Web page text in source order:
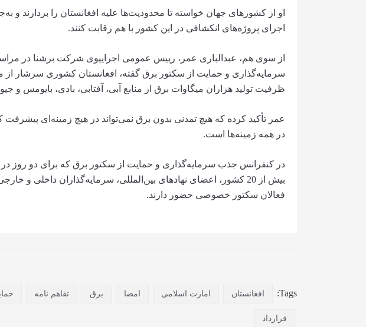
او از کشورهای جهان خواسته تا محدودیت‌ها علیه افغانستان را بردارند و
اجرای پروژه‌های انکشافی در این کشور با هم رقابت کنند.
از سوی هم، عبدالباری عمر، رییس عمومی اجراییوی شرکت برشنا در
سرمایه‌گذاری و حمایت از سکتور برق گفته، افغانستان کشوری سرشار از
ظرفیت تولید هزاران میگاوات برق از منابع آبی، آفتابی، بادی، بایومس و
عمر تأکید کرده که هیچ تمدنی بدون برق نمی‌تواند در هیچ زمینه‌ای
در همه زمینه‌ها است.
در کنفرانس جذب سرمایه‌گذاری و حمایت از سکتور برق که برای دو روز در
بیش از 20 کشور، اعضای نهادهای بین‌المللی، سرمایه‌گذاران داخلی و
فعالان سکتور خصوصی حضور دارند.
Tags: افغانستان امارت اسلامی امضا برق تفاهم نامه
قرارداد